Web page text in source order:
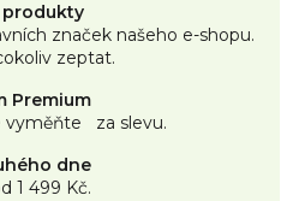
z liči a s vitamínem C. Skvělé
dne, na výlety a turistiku. Bez
63 kcal / 265 kJ
kyseliny 0,2 g
g
produkty
značek našeho e-shopu.
zeptat.
Premium
vyměňte za slevu.
dne
1 499 Kč.